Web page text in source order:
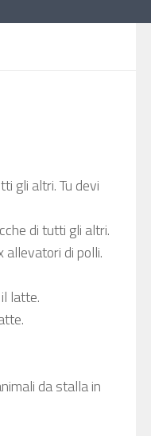
gli altri. Tu devi
di tutti gli altri.
allevatori di polli.
latte.
da stalla in